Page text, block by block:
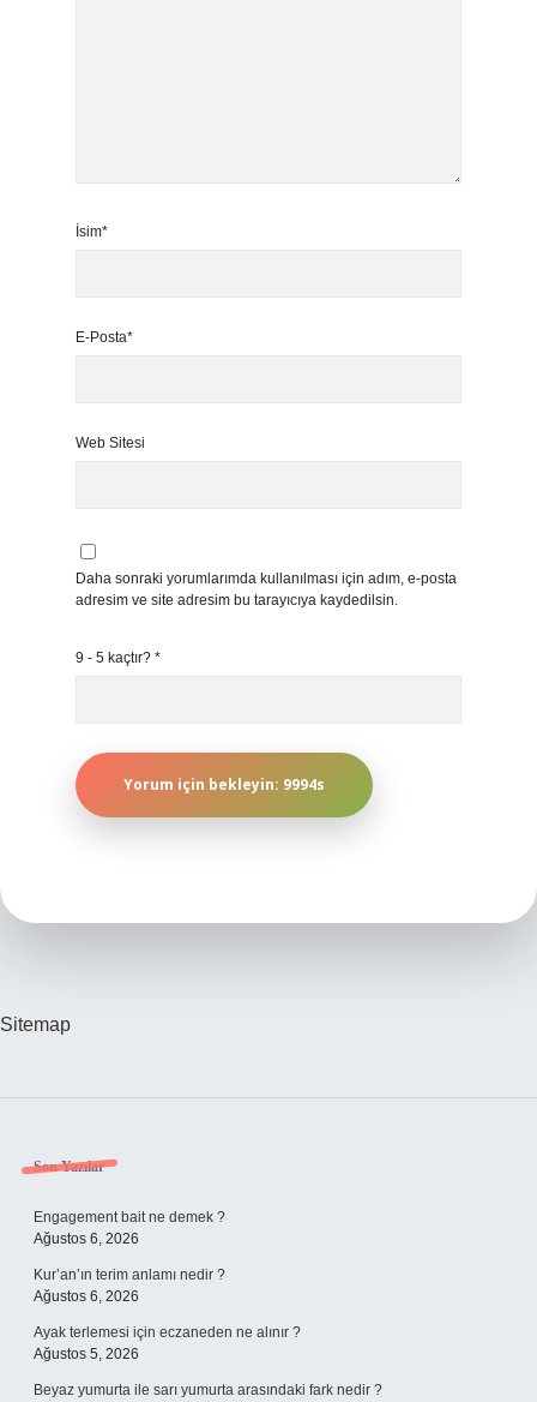
İsim*
E-Posta*
Web Sitesi
Daha sonraki yorumlarımda kullanılması için adım, e-posta
adresim ve site adresim bu tarayıcıya kaydedilsin.
9 - 5 kaçtır? *
Sitemap
Sidebar
Son Yazılar
Engagement bait ne demek ?
Ağustos 6, 2026
Kur’an’ın terim anlamı nedir ?
Ağustos 6, 2026
Ayak terlemesi için eczaneden ne alınır ?
Ağustos 5, 2026
Beyaz yumurta ile sarı yumurta arasındaki fark nedir ?